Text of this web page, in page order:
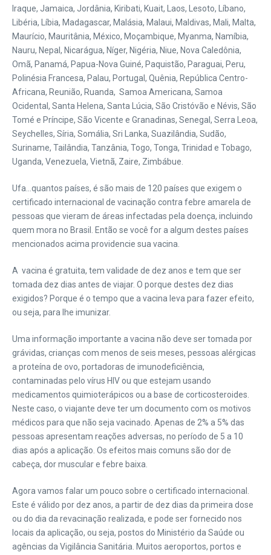
Iraque, Jamaica, Jordânia, Kiribati, Kuait, Laos, Lesoto, Líbano,
Libéria, Líbia, Madagascar, Malásia, Malaui, Maldivas, Mali, Malta,
Maurício, Mauritânia, México, Moçambique, Myanma, Namíbia,
Nauru, Nepal, Nicarágua, Níger, Nigéria, Niue, Nova Caledônia,
Omã, Panamá, Papua-Nova Guiné, Paquistão, Paraguai, Peru,
Polinésia Francesa, Palau, Portugal, Quênia, República Centro-
Africana, Reunião, Ruanda, Samoa Americana, Samoa
Ocidental, Santa Helena, Santa Lúcia, São Cristóvão e Névis, São
Tomé e Príncipe, São Vicente e Granadinas, Senegal, Serra Leoa,
Seychelles, Síria, Somália, Sri Lanka, Suazilândia, Sudão,
Suriname, Tailândia, Tanzânia, Togo, Tonga, Trinidad e Tobago,
Uganda, Venezuela, Vietnã, Zaire, Zimbábue.
Ufa…quantos países, é são mais de 120 países que exigem o
certificado internacional de vacinação contra febre amarela de
pessoas que vieram de áreas infectadas pela doença, incluindo
quem mora no Brasil. Então se você for a algum destes países
mencionados acima providencie sua vacina.
A vacina é gratuita, tem validade de dez anos e tem que ser
tomada dez dias antes de viajar. O porque destes dez dias
exigidos? Porque é o tempo que a vacina leva para fazer efeito,
ou seja, para lhe imunizar.
Uma informação importante a vacina não deve ser tomada por
grávidas, crianças com menos de seis meses, pessoas alérgicas
a proteína de ovo, portadoras de imunodeficiência,
contaminadas pelo vírus HIV ou que estejam usando
medicamentos quimioterápicos ou a base de corticosteroides.
Neste caso, o viajante deve ter um documento com os motivos
médicos para que não seja vacinado. Apenas de 2% a 5% das
pessoas apresentam reações adversas, no período de 5 a 10
dias após a aplicação. Os efeitos mais comuns são dor de
cabeça, dor muscular e febre baixa.
Agora vamos falar um pouco sobre o certificado internacional.
Este é válido por dez anos, a partir de dez dias da primeira dose
ou do dia da revacinação realizada, e pode ser fornecido nos
locais da aplicação, ou seja, postos do Ministério da Saúde ou
agências da Vigilância Sanitária. Muitos aeroportos, portos e